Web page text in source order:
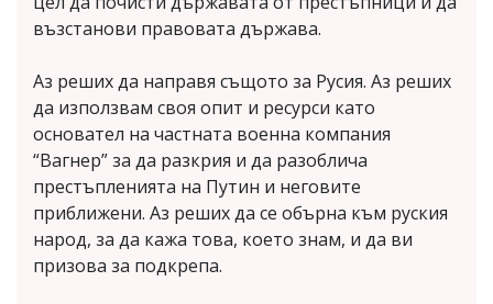
възстанови правовата държава.
Аз реших да направя същото за Русия. Аз реших
да използвам своя опит и ресурси като
основател на частната военна компания
“Вагнер” за да разкрия и да разоблича
престъпленията на Путин и неговите
приближени. Аз реших да се обърна към руския
народ, за да кажа това, което знам, и да ви
призова за подкрепа.